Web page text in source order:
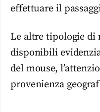
effettuare il
Le altre tipologie di
disponibili
del mouse,
provenienza